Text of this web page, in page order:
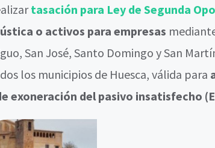
tasación para Ley de Segunda
o activos para empresas
San José, Santo Domingo y San
los municipios de Huesca, válida para
exoneración del pasivo insatisfecho